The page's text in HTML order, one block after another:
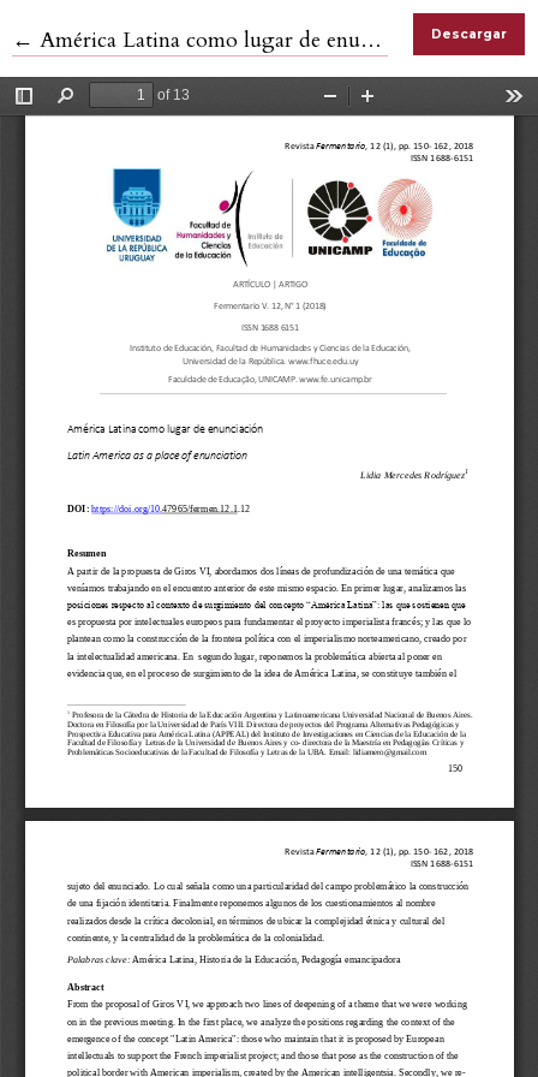
← Volver a los detalles del artículo
América Latina como lugar de enunciación Descargar